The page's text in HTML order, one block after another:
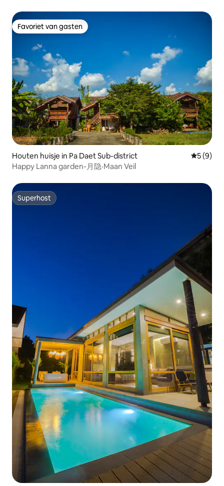
Favoriet van gasten
Favoriet van gasten
Houten huisje in Pa Daet Sub-district
5 (9)
Happy Lanna garden-月隐·Maan Veil
Superhost
Superhost